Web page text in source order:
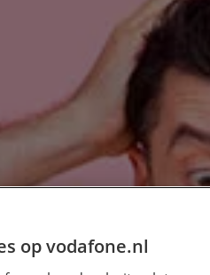
op vodafone.nl